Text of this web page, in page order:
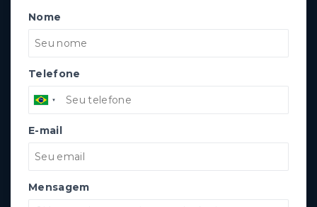
Nome
Telefone
E-mail
Mensagem